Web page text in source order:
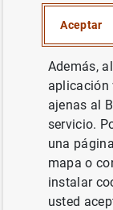
"La
(90 KB
Aceptar
Además,
aplicación
ajenas al
servicio.
una
mapa o
instalar
usted